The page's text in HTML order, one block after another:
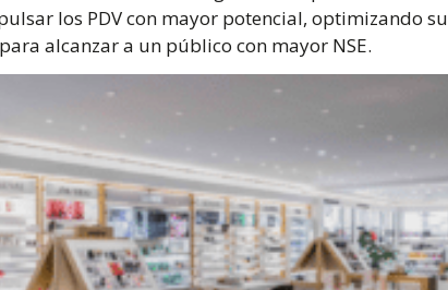
los PDV con mayor potencial, optimizando su
alcanzar a un público con mayor NSE.